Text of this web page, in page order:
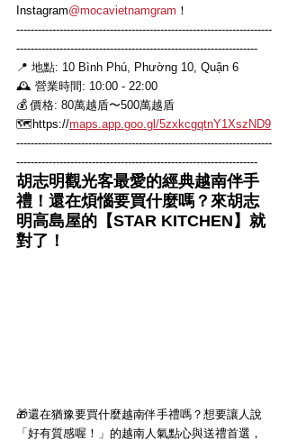
Instagram@mocavietnamgram ！
-----------------------------------------------------------------------
-------------------------------------------------------------------
📍 地點: 10 Bình Phú, Phường 10, Quận 6
🕰 營業時間: 10:00 - 22:00
💰 價格: 80萬越盾〜500萬越盾
🗺 https://maps.app.goo.gl/5zxkcgqtnY1XszND9
-----------------------------------------------------------------------
-------------------------------------------------------------------
胡志明觀光客最愛的經典越南伴手
禮！還在煩惱要買什麼嗎？來胡志
明高島屋的【STAR KITCHEN】就
對了！
🎁還在猶豫要買什麼越南伴手禮嗎？想要讓人說
「好有質感喔！」的越南人氣點心與送禮首選，